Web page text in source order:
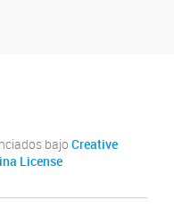
bajo Creative
License